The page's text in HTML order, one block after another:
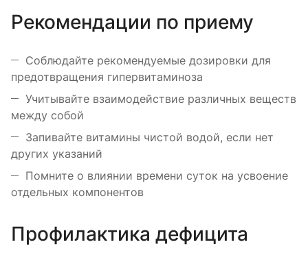
Рекомендации по приему
Соблюдайте рекомендуемые дозировки для
предотвращения гипервитаминоза
Учитывайте взаимодействие различных веществ
между собой
Запивайте витамины чистой водой, если нет
других указаний
Помните о влиянии времени суток на усвоение
отдельных компонентов
Профилактика дефицита